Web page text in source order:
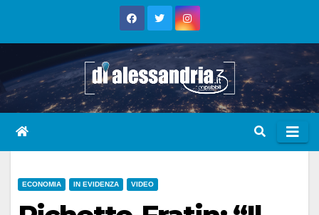
ECONOMIA IN EVIDENZA VIDEO